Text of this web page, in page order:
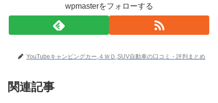
wpmasterをフォローする
YouTubeキャンピングカー,４ＷＤ,SUV自動車の口コミ・評判まとめ
関連記事